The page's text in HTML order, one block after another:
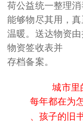
荷公益统一整理
能够物尽其用，
温暖。送达物资
物资签收表并
存档备案。
城市里
每年都在为
、孩子的旧